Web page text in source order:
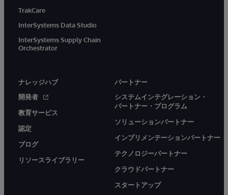
TrakCare
InterSystems Data Studio
InterSystems Supply Chain
Orchestrator
ナレッジハブ
開発者
教育サービス
認定
ブログ
リソースライブラリー
パートナー
システムインテグレーション・
パートナー・プログラム
ソリューションパートナー
インプリメンテーションパートナー
テクノロジーパートナー
クラウドパートナー
スタートアップ